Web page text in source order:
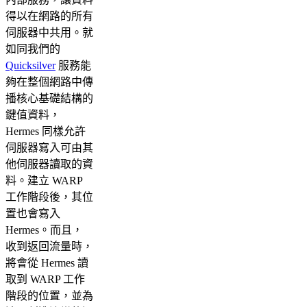
得以在網路的所有
伺服器中共用。就
如同我們的
Quicksilver服務能
夠在整個網路中傳
播核心基礎結構的
鍵值資料，
Hermes 同樣允許
伺服器寫入可由其
他伺服器讀取的資
料。建立 WARP
工作階段後，其位
置也會寫入
Hermes。而且，
收到返回流量時，
將會從 Hermes 讀
取到 WARP 工作
階段的位置，並為